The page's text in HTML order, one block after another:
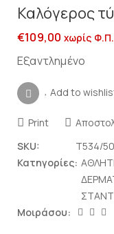
Καλόγερος
€109,00 χωρίς
Εξαντλημένο
Add to
Print
SKU:
T534/50
Κατηγορίες:
ΣΤΑΝΤ
Μοιράσου: